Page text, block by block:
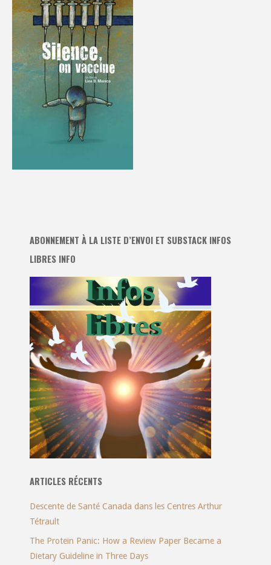
ABONNEMENT À LA LISTE D’ENVOI ET SUBSTACK INFOS
LIBRES INFO
ARTICLES RÉCENTS
Descente de Santé Canada dans les Centres Arthur
Tétrault
The Protein Panic: How a Review Paper Became a
Dietary Guideline in Three Days